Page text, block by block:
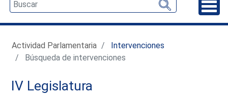
Actividad Parlamentaria
Intervenciones
Búsqueda de intervenciones
IV Legislatura